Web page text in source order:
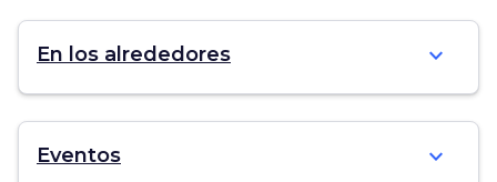
En los alrededores expand_more
Eventos expand_more